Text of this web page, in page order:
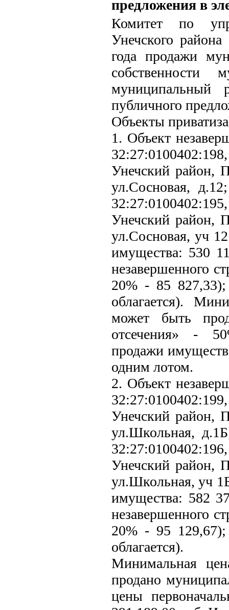
предложения в
Комитет по
Унечского
года продажи
собственности
муниципальный
публичного
Объекты
1. Объект
Унечский район,
ул.Сосновая,
Унечский район,
ул.Сосновая, уч
имущества: 530
незавершенного
20% - 85
облагается).
может быть
отсечения» -
продажи
одним лотом.
2. Объект
Унечский район,
ул.Школьная,
Унечский район,
ул.Школьная, уч
имущества: 582
незавершенного
20% - 95
облагается).
Минимальная
продано
цены